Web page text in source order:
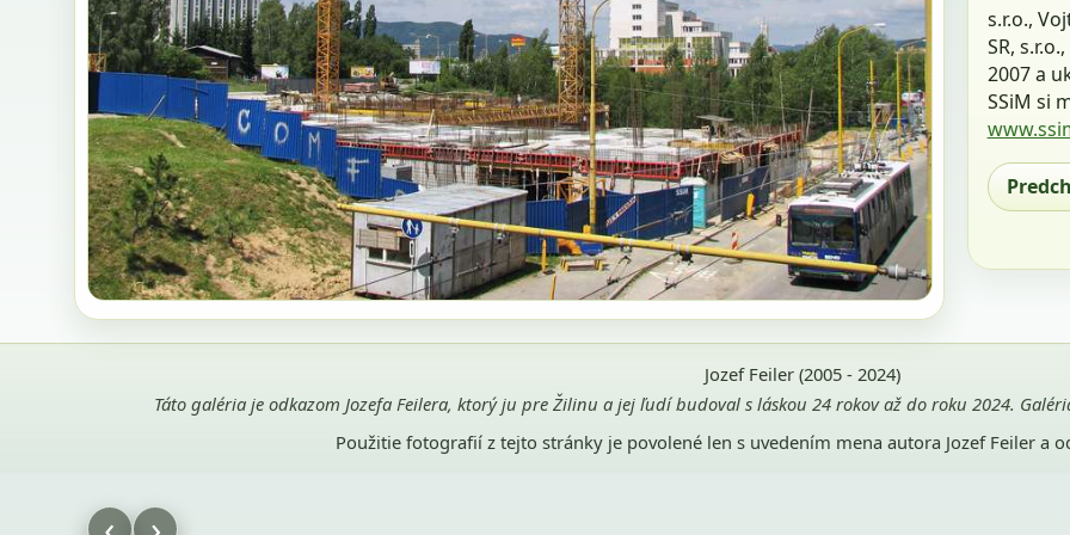
s.r.o.,
SR,
2007 a
SSiM si
Jozef Feiler (2005 - 2024)
Táto galéria je odkazom Jozefa Feilera, ktorý ju pre Žilinu a jej ľudí budoval s láskou 24 rokov až do roku 2024.
Použitie fotografií z tejto stránky je povolené len s uvedením mena autora Jozef Feiler a